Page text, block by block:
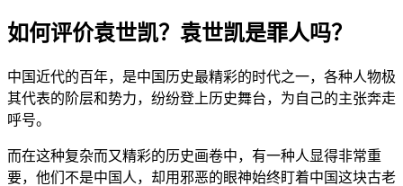
如何评价袁世凯？袁世凯是罪人吗？
中国近代的百年，是中国历史最精彩的时代之一，各种人物极
其代表的阶层和势力，纷纷登上历史舞台，为自己的主张奔走
呼号。
而在这种复杂而又精彩的历史画卷中，有一种人显得非常重
要，他们不是中国人，却用邪恶的眼神始终盯着中国这块古老